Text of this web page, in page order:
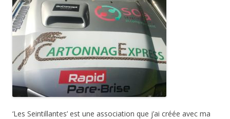
‘Les Seintillantes’ est une association que j’ai créée avec ma